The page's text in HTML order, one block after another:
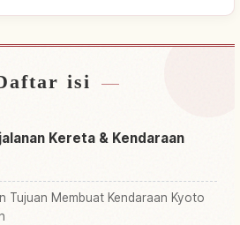
penginapan
aktivitas↗
isi
Kereta & Kendaraan
Tujuan Membuat Kendaraan Kyoto